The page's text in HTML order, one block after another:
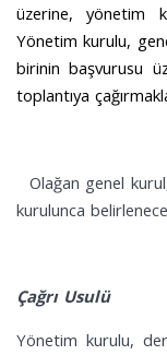
üzerine, yönetim
Yönetim kurulu,
birinin başvurusu
toplantıya
Olağan genel
kurulunca
Çağrı Usulü
Yönetim kurulu,